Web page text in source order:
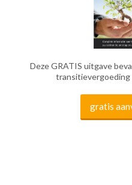
Deze GRATIS uitgave
gratis